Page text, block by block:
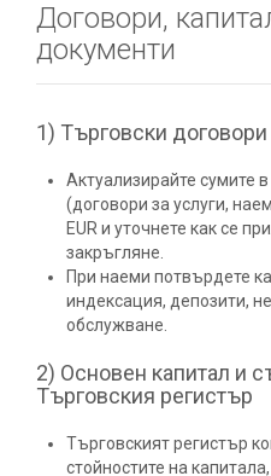
Договори,
документи
1) Търговски договори
Актуализирайте сумите
(договори за услуги,
EUR и уточнете как се
закръгляне.
При наеми потвърдете
индексация, депозити,
обслужване.
2) Основен капитал и
Търговския регистър
Търговският регистър
стойностите на